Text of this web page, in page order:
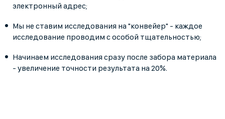
электронный адрес;
Мы не ставим исследования на "конвейер" - каждое
исследование проводим с особой тщательностью;
Начинаем исследования сразу после забора материала
- увеличение точности результата на 20%.